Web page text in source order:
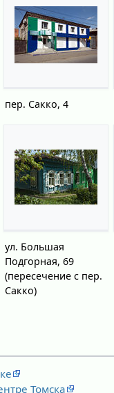
пер. Сакко, 4
ул. Большая
Подгорная, 69
(пересечение с пер.
Сакко)
Томска